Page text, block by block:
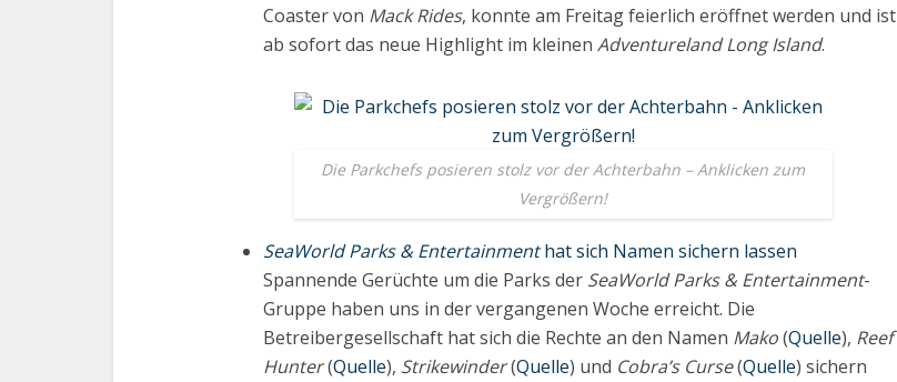
Coaster von Mack Rides, konnte am Freitag feierlich eröffnet werden und ist
ab sofort das neue Highlight im kleinen Adventureland Long Island.
Die Parkchefs posieren stolz vor der Achterbahn – Anklicken zum
Vergrößern!
SeaWorld Parks & Entertainmenthat sich Namen sichern lassen
Spannende Gerüchte um die Parks der SeaWorld Parks & Entertainment-
Gruppe haben uns in der vergangenen Woche erreicht. Die
Betreibergesellschaft hat sich die Rechte an den Namen Mako(Quelle), Reef
Hunter(Quelle), Strikewinder(Quelle) und Cobra’s Curse(Quelle) sichern